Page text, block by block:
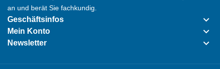
an und berät Sie fachkundig.
Geschäftsinfos keyboard_arrow_down
Mein Konto keyboard_arrow_down
Newsletter keyboard_arrow_down